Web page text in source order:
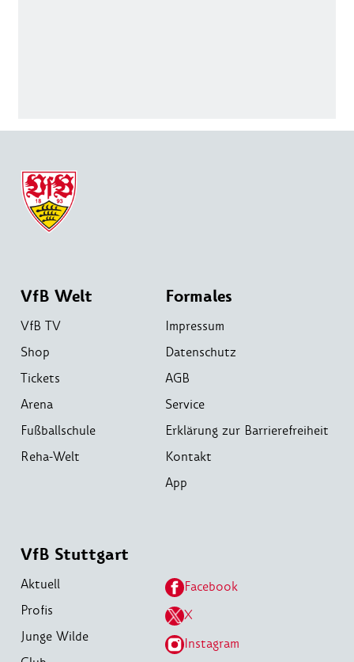
VfB Welt
VfB TV
Shop
Tickets
Arena
Fußballschule
Reha-Welt
Formales
Impressum
Datenschutz
AGB
Service
Erklärung zur Barrierefreiheit
Kontakt
App
VfB Stuttgart
Aktuell
Profis
Junge Wilde
Facebook
X
Instagram